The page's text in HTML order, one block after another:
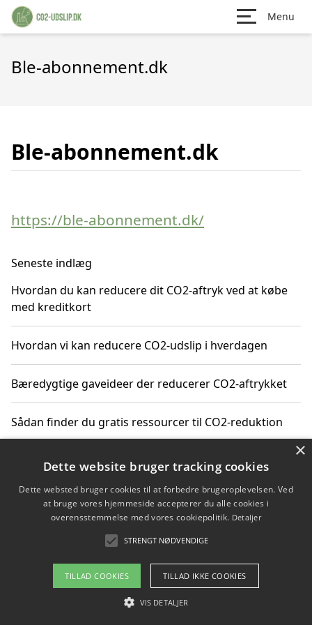
Menu
Ble-abonnement.dk
Ble-abonnement.dk
https://ble-abonnement.dk/
Seneste indlæg
Hvordan du kan reducere dit CO2-aftryk ved at købe
med kreditkort
Hvordan vi kan reducere CO2-udslip i hverdagen
Bæredygtige gaveideer der reducerer CO2-aftrykket
Sådan finder du gratis ressourcer til CO2-reduktion
Hvordan gadgets til hjemmet kan reducere CO2-udslip
Copyright 2026 - Pilanto Aps
Om / kontakt
Blog Betingelser
×
Dette website bruger tracking cookies
Dette websted bruger cookies til at forbedre brugeroplevelsen. Ved
at bruge vores hjemmeside accepterer du alle cookies i
overensstemmelse med vores cookiepolitik. Detaljer
STRENGT NØDVENDIGE
TILLAD COOKIES TILLAD IKKE COOKIES
VIS DETALJER